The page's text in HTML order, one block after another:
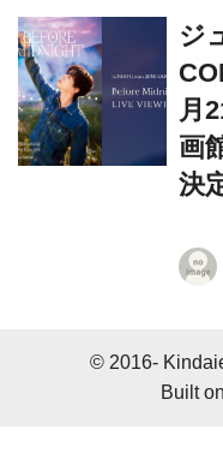
ジ
月
画
決
© 2016-
Built on